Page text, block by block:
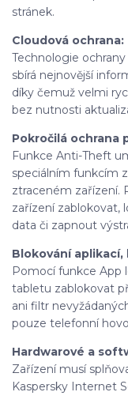
stránek.
Cloudová ochrana:
Technologie
sbírá nejnovější
díky čemuž velmi
bez nutnosti
Pokročilá ochrana
Funkce Anti-Theft
speciálním funkcím
ztraceném zařízení.
zařízení zablokovat,
data či zapnout
Blokování aplikací,
Pomocí funkce
tabletu zablokovat
ani filtr
pouze telefonní
Hardwarové a
Zařízení musí
Kaspersky Internet